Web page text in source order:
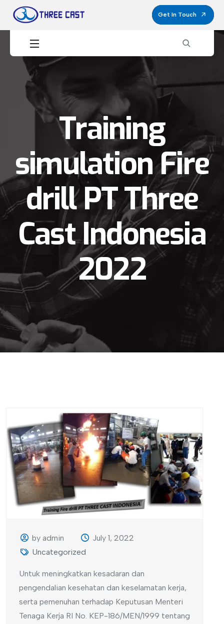
Get In Touch
Training
simulation Fire
drill PT Three
Cast Indonesia
2022
by admin
July 1, 2022
Uncategorized
Untuk meningkatkan kesadaran dan
pengendalian kesehatan dan keselamatan kerja,
serta pemenuhan terhadap Keputusan Menteri
Tenaga Kerja RI No. KEP-186/MEN/1999 tentang